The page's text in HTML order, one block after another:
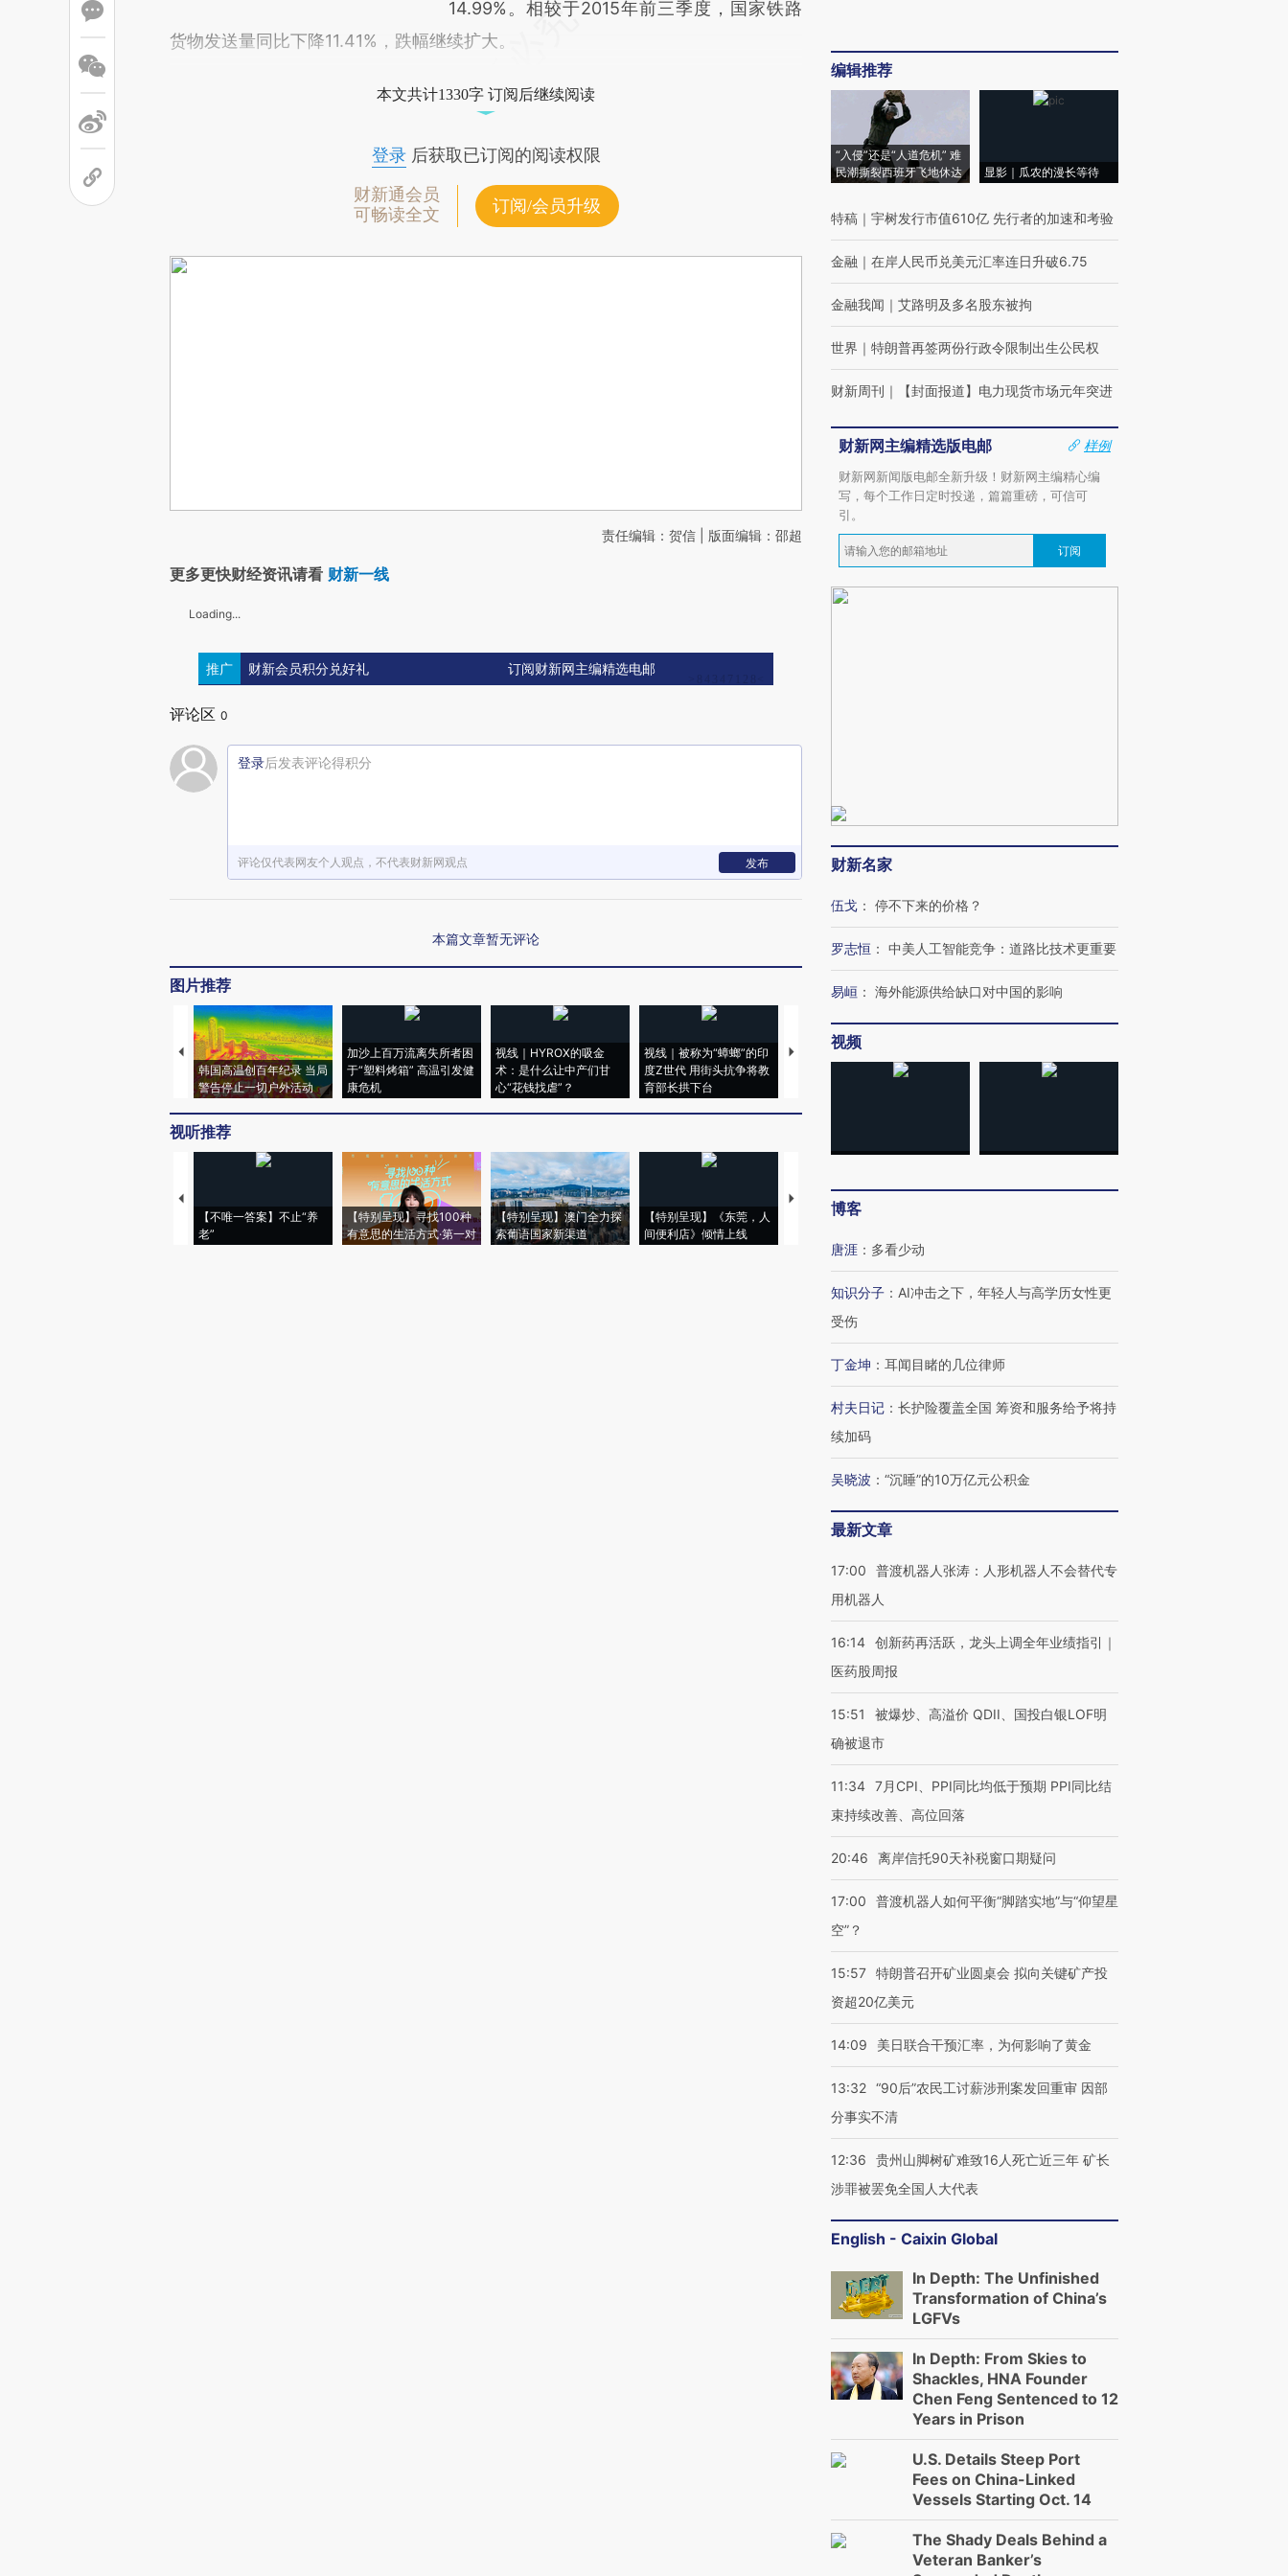
14.99%。相较于2015年前三季度，国家铁路
货物发送量同比下降11.41%，跌幅继续扩大。
本文共计1330字 订阅后继续阅读
登录后获取已订阅的阅读权限
财新通会员
可畅读全文
订阅/会员升级
责任编辑：贺信 | 版面编辑：邵超
更多更快财经资讯请看 财新一线
Loading...
推广 财新会员积分兑好礼 订阅财新网主编精选电邮
评论区 0
登录后发表评论得积分
评论仅代表网友个人观点，不代表财新网观点 发布
本篇文章暂无评论
图片推荐
韩国高温创百年纪录 当局
警告停止一切户外活动
加沙上百万流离失所者困
于“塑料烤箱” 高温引发健
康危机
视线｜HYROX的吸金
术：是什么让中产们甘
心“花钱找虐”？
视线｜被称为“蟑螂”的印
度Z世代 用街头抗争将教
育部长拱下台
视线｜“入侵”还是“人道危
机”？难民潮撕裂西班牙
视听推荐
【不唯一答案】不止“养
老”
【特别呈现】寻找100种
有意思的生活方式·第一对
【特别呈现】澳门全力探
索葡语国家新渠道
【特别呈现】《东莞，人
间便利店》倾情上线
【推广】走进第四届链博
会，让数智科技“链”接产
编辑推荐
“入侵”还是“人道危机” 难
民潮撕裂西班牙飞地休达
显影｜瓜农的漫长等待
特稿 ｜ 宇树发行市值610亿 先行者的加速和考验
金融 ｜ 在岸人民币兑美元汇率连日升破6.75
金融我闻 ｜ 艾路明及多名股东被拘
世界 ｜ 特朗普再签两份行政令限制出生公民权
财新周刊 ｜ 【封面报道】电力现货市场元年突进
财新网主编精选版电邮
样例
财新网新闻版电邮全新升级！财新网主编精心编
写，每个工作日定时投递，篇篇重磅，可信可
引。
订阅
财新名家
伍戈 ： 停不下来的价格？
罗志恒 ： 中美人工智能竞争：道路比技术更重要
易峘 ： 海外能源供给缺口对中国的影响
视频
博客
唐涯 ： 多看少动
知识分子 ： AI冲击之下，年轻人与高学历女性更
受伤
丁金坤 ： 耳闻目睹的几位律师
村夫日记 ： 长护险覆盖全国 筹资和服务给予将持
续加码
吴晓波 ： “沉睡”的10万亿元公积金
最新文章
17:00
普渡机器人张涛：人形机器人不会替代专
用机器人
16:14 创新药再活跃，龙头上调全年业绩指引｜
医药股周报
15:51
被爆炒、高溢价 QDII、国投白银LOF明
确被退市
11:34 7月CPI、PPI同比均低于预期 PPI同比结
束持续改善、高位回落
20:46 离岸信托90天补税窗口期疑问
17:00
普渡机器人如何平衡“脚踏实地”与“仰望星
空”？
15:57 特朗普召开矿业圆桌会 拟向关键矿产投
资超20亿美元
14:09 美日联合干预汇率，为何影响了黄金
13:32 “90后”农民工讨薪涉刑案发回重审 因部
分事实不清
12:36
贵州山脚树矿难致16人死亡近三年 矿长
涉罪被罢免全国人大代表
English - Caixin Global
In Depth: The Unfinished
Transformation of China’s
LGFVs
In Depth: From Skies to
Shackles, HNA Founder
Chen Feng Sentenced to 12
Years in Prison
U.S. Details Steep Port
Fees on China-Linked
Vessels Starting Oct. 14
The Shady Deals Behind a
Veteran Banker’s